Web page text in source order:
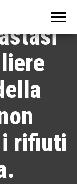
i rifiuti